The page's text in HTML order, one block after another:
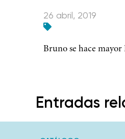
26 abril, 2019
Bruno se hace mayor
Entradas